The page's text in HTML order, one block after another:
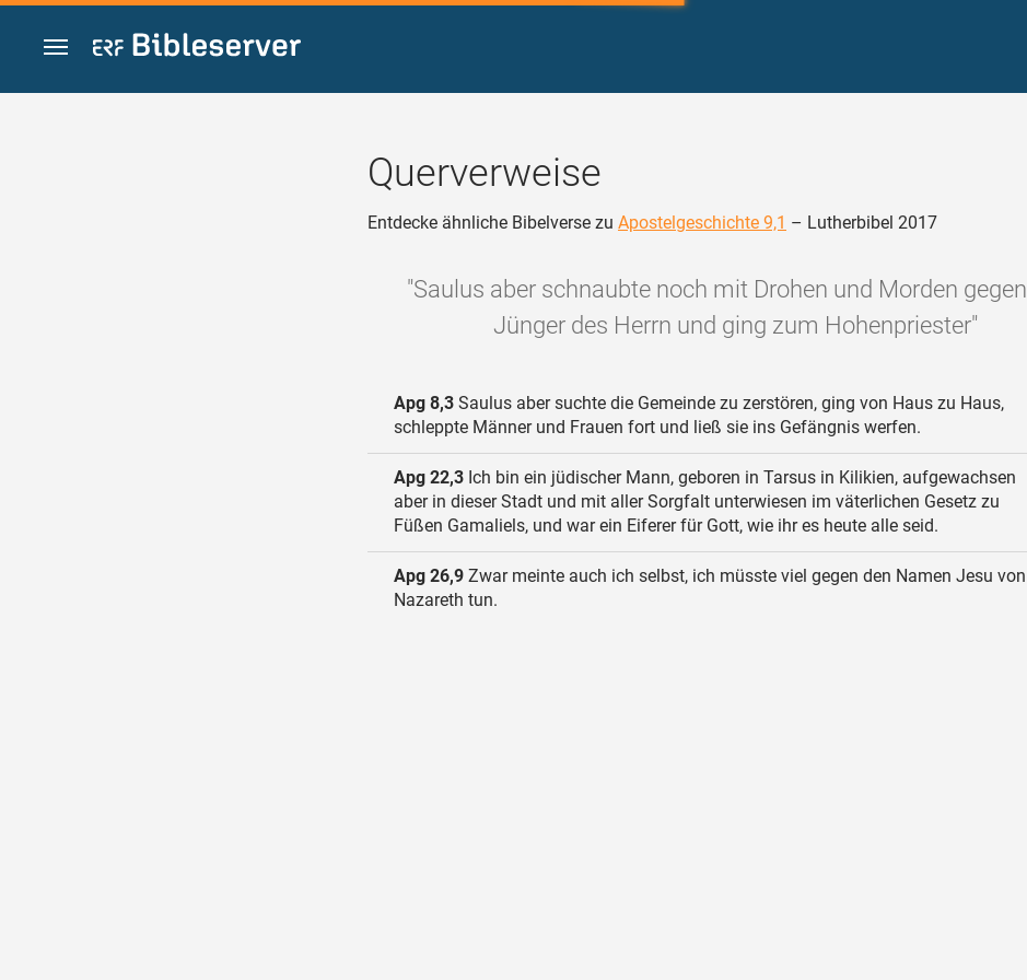
Zum Inhalt springen
Querverweise
Entdecke ähnliche Bibelverse zu Apostelgeschichte 9,1 – Lutherbibel 2017
"Saulus aber schnaubte noch mit Drohen und Morden
Jünger des Herrn und ging zum Hohenpriester"
Apg 8,3 Saulus aber suchte die Gemeinde zu zerstören, ging von Haus zu Haus,
schleppte Männer und Frauen fort und ließ sie ins Gefängnis werfen.
Apg 22,3 Ich bin ein jüdischer Mann, geboren in Tarsus in Kilikien, aufgewachsen
aber in dieser Stadt und mit aller Sorgfalt unterwiesen im väterlichen Gesetz zu
Füßen Gamaliels, und war ein Eiferer für Gott, wie ihr es heute alle seid.
Apg 26,9 Zwar meinte auch ich selbst, ich müsste viel gegen den Namen Jesu von
Nazareth tun.